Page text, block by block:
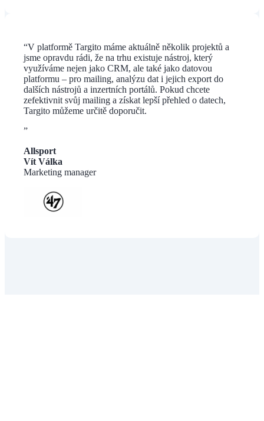
“V platformě Targito máme aktuálně několik projektů a
jsme opravdu rádi, že na trhu existuje nástroj, který
využíváme nejen jako CRM, ale také jako datovou
platformu – pro mailing, analýzu dat i jejich export do
dalších nástrojů a inzertních portálů. Pokud chcete
zefektivnit svůj mailing a získat lepší přehled o datech,
Targito můžeme určitě doporučit.
”
Allsport
Vít Válka
Marketing manager